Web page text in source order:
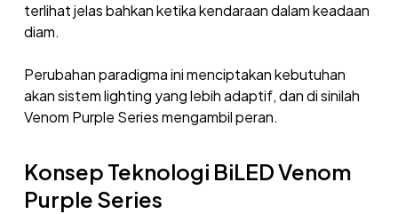
terlihat jelas bahkan ketika kendaraan dalam keadaan
diam.
Perubahan paradigma ini menciptakan kebutuhan
akan sistem lighting yang lebih adaptif, dan di sinilah
Venom Purple Series mengambil peran.
Konsep Teknologi BiLED Venom
Purple Series